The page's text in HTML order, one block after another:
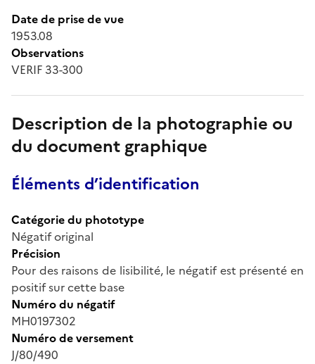
Date de prise de vue
1953.08
Observations
VERIF 33-300
Description de la photographie ou
du document graphique
Éléments d’identification
Catégorie du phototype
Négatif original
Précision
Pour des raisons de lisibilité, le négatif est présenté en
positif sur cette base
Numéro du négatif
MH0197302
Numéro de versement
J/80/490